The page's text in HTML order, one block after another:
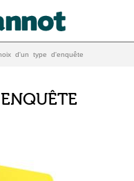
d'un type d'enquête